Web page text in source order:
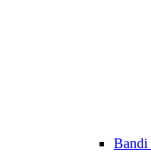
Bandi